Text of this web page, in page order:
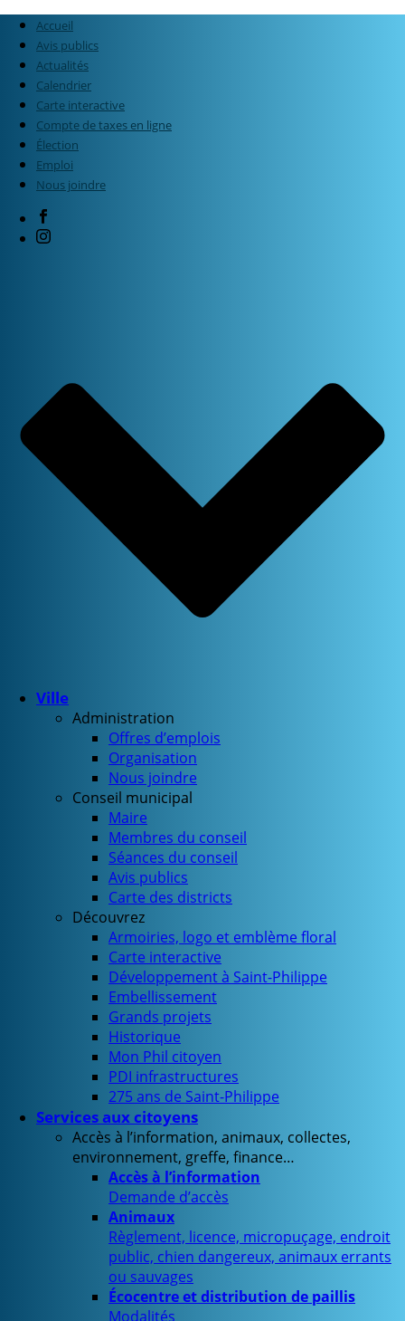
Accueil
Avis publics
Actualités
Calendrier
Carte interactive
Compte de taxes en ligne
Élection
Emploi
Nous joindre
Ville
Administration
Offres d’emplois
Organisation
Nous joindre
Conseil municipal
Maire
Membres du conseil
Séances du conseil
Avis publics
Carte des districts
Découvrez
Armoiries, logo et emblème floral
Carte interactive
Développement à Saint-Philippe
Embellissement
Grands projets
Historique
Mon Phil citoyen
PDI infrastructures
275 ans de Saint-Philippe
Services aux citoyens
Accès à l’information, animaux, collectes,
environnement, greffe, finance…
Accès à l’information
Demande d’accès
Animaux
Règlement, licence, micropuçage, endroit
public, chien dangereux, animaux errants
ou sauvages
Écocentre et distribution de paillis
Modalités